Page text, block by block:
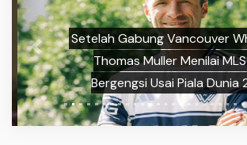
Setelah Gabung Vancouver
Thomas Muller Menilai MLS
Bergengsi Usai Piala Dunia
Previous